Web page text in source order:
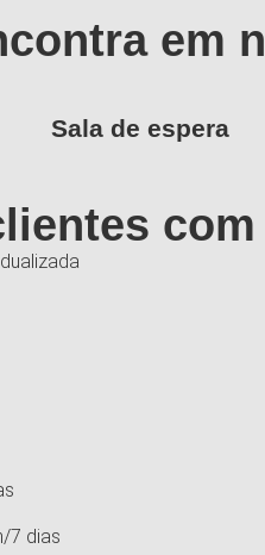
em
Sala de espera
7 dias